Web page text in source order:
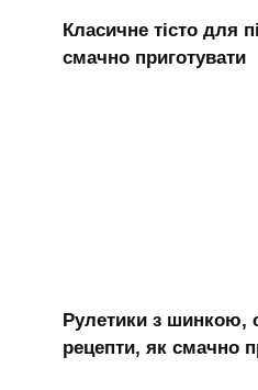
Класичне тісто для
смачно приготувати
Рулетики з шинкою,
рецепти, як смачно